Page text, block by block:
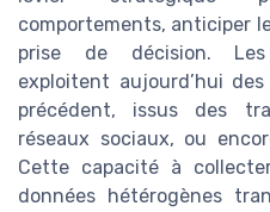
comportements, anticiper
prise de décision.
exploitent aujourd’hui
précédent, issus des
réseaux sociaux, ou
Cette capacité à
données hétérogènes